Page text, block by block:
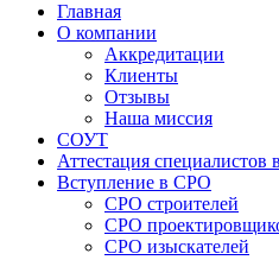
Главная
О компании
Аккредитации
Клиенты
Отзывы
Наша миссия
СОУТ
Аттестация специалистов
Вступление в СРО
СРО строителей
СРО
СРО изыскателей